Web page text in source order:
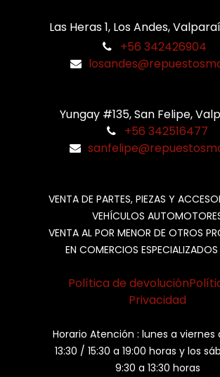
Las Heras 1, Los Andes,
+56 342426904
Yungay #135, San Felipe,
+56 342516477
VENTA DE PARTES, PIEZAS Y
VEHÍCULOS
VENTA AL POR MENOR DE OTROS
EN COMERCIOS ESPECIALIZADOS
Política de devolución
Privacidad
Horario Atención : lunes a viernes
13:30 / 15:30 a 19:00 horas y los
9:30 a 13:30 horas